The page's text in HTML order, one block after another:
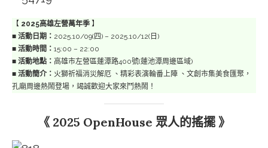
【 2025高雄左營萬年季 】
■ 活動日期： 2025.10/09(四) – 2025.10/12(日)
■ 活動時間： 15:00 – 22:00
■ 活動地點： 高雄市左營區蓮潭路400號(蓮池潭周邊區域)
■ 活動簡介： 火獅祈福消災解厄 、精彩表演輪番上陣 、文創市集美食匯聚，
孔廟周邊熱鬧登場，竭誠歡迎大家來鬥熱鬧！
《 2025 OpenHouse 眾人的搖擺 》